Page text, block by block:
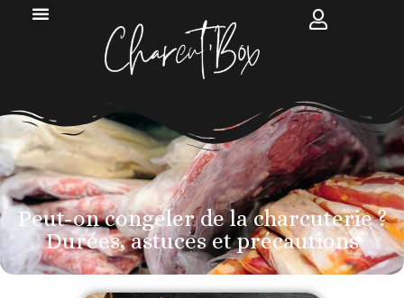
Peut-on congeler de la charcuterie ?
Durées, astuces et précautions​